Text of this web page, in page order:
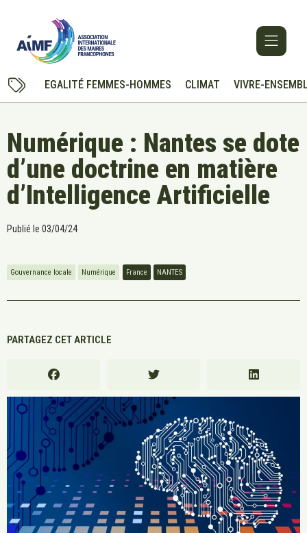
EGALITÉ FEMMES-HOMMES CLIMAT VIVRE-
Numérique : Nantes se dote
d’une doctrine en matière
d’Intelligence Artificielle
Publié le 03/04/24
Gouvernance locale Numérique France NANTES
PARTAGEZ CET ARTICLE